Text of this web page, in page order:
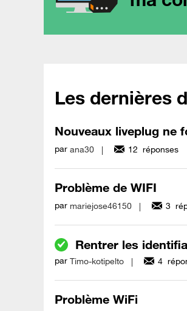
Les dernières
Nouveaux liveplug ne
par ana30 12 réponses
Problème de WIFI
par mariejose46150 3
Rentrer les
par Timo-kotipelto 4
Problème WiFi